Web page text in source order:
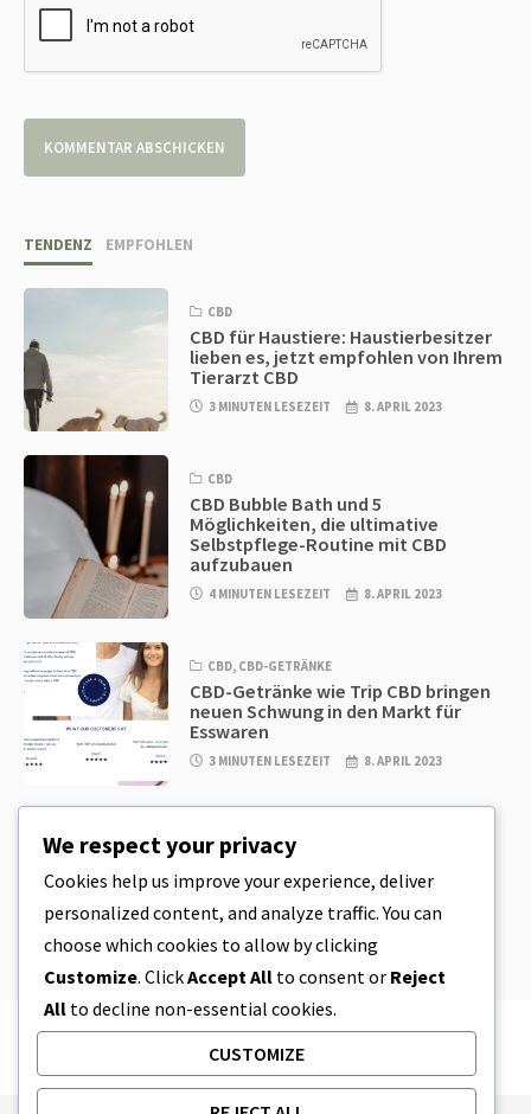
TENDENZ EMPFOHLEN
CBD
CBD für Haustiere: Haustierbesitzer
lieben es, jetzt empfohlen von Ihrem
Tierarzt CBD
3 MINUTEN LESEZEIT 8. APRIL 2023
CBD
CBD Bubble Bath und 5
Möglichkeiten, die ultimative
Selbstpflege-Routine mit CBD
aufzubauen
4 MINUTEN LESEZEIT 8. APRIL 2023
CBD, CBD-GETRÄNKE
CBD-Getränke wie Trip CBD bringen
neuen Schwung in den Markt für
Esswaren
3 MINUTEN LESEZEIT 8. APRIL 2023
CBD-Plätzchenteig & unglaublich
einfache CBD-Esswaren, die Sie zu
Hause herstellen können
4 MINUTEN LESEZEIT
We respect your privacy
Cookies help us improve your experience, deliver
personalized content, and analyze traffic. You can
choose which cookies to allow by clicking
Customize. ClickAccept All to consent or Reject
All to decline non-essential cookies.
CUSTOMIZE